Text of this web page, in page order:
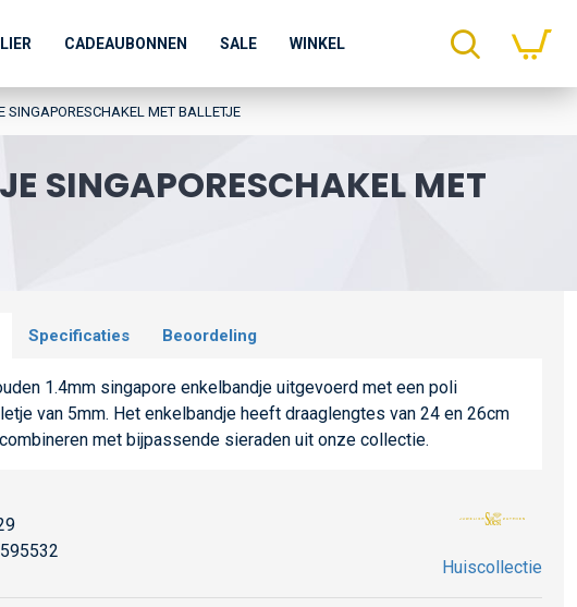
CADEAUBONNEN SALE WINKEL
MET BALLETJE
SINGAPORESCHAKEL MET
Specificaties Beoordeling
1.4mm singapore enkelbandje uitgevoerd met een poli
van 5mm. Het enkelbandje heeft draaglengtes van 24 en 26cm
met bijpassende sieraden uit onze collectie.
Huiscollectie